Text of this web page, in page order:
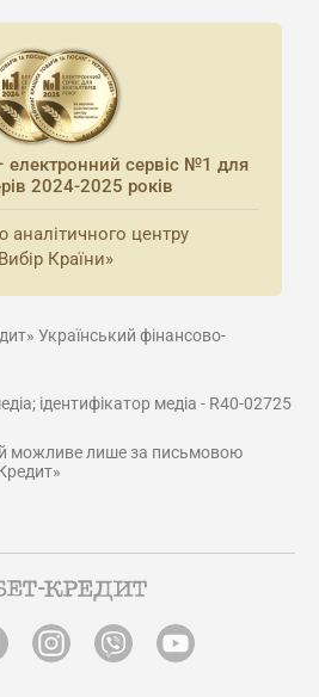
електронний сервіс №1 для
2024-2025 років
аналітичного центру
Країни»
Український фінансово-
ідентифікатор медіа - R40-02725
можливе лише за письмовою